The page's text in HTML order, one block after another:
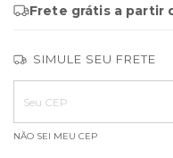
Frete grátis a partir
SIMULE SEU FRETE
Entregas para o CEP:
NÃO SEI MEU CEP